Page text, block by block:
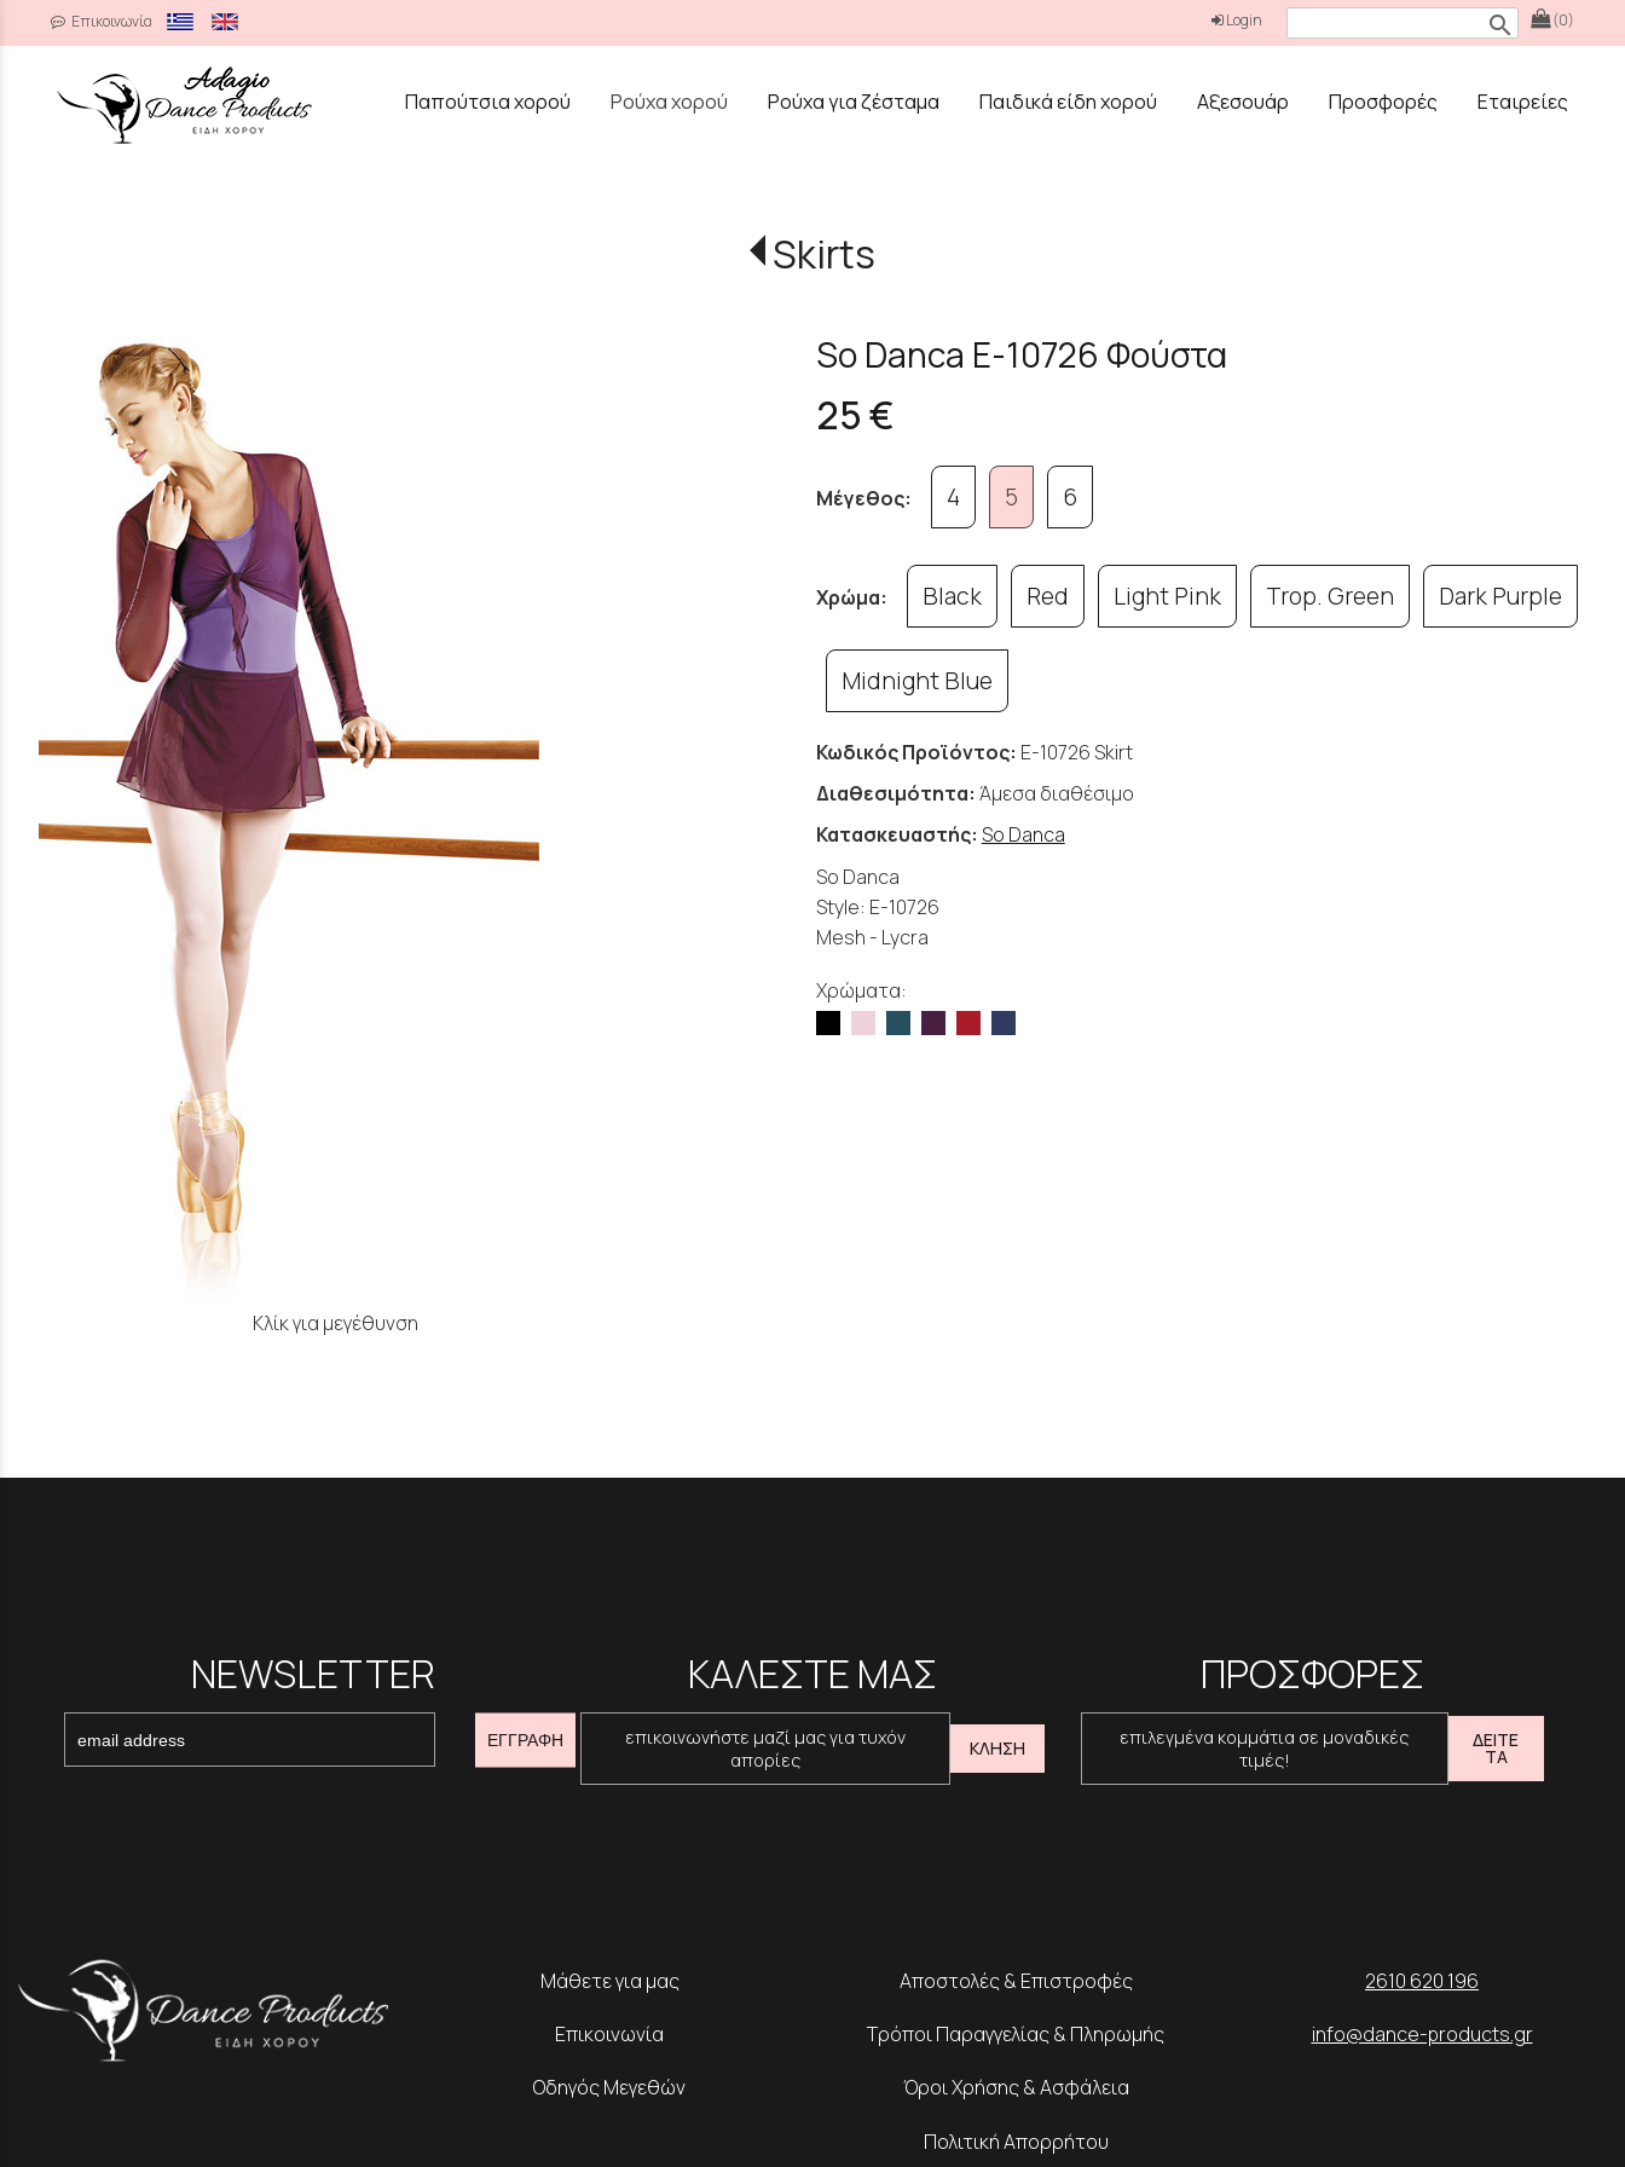
Επικοινωνία (0)
search
Login
Παπούτσια χορού
Ρούχα χορού Ρούχα για ζέσταμα Παιδικά είδη χορού Αξεσουάρ Προσφορές Εταιρείες
Skirts
Κλίκ για μεγέθυνση
So Danca E-10726 Φούστα
25 €
Μέγεθος: 4 5 6
Χρώμα: Black Red Light Pink Trop. Green Dark Purple
Midnight Blue
Κωδικός Προϊόντος: E-10726 Skirt
Διαθεσιμότητα: Άμεσα διαθέσιμο
Κατασκευαστής: So Danca
So Danca
Style: E-10726
Mesh - Lycra
Χρώματα:
NEWSLETTER
ΕΓΓΡΑΦΗ
ΚΑΛΕΣΤΕ ΜΑΣ
επικοινωνήστε μαζί μας για τυχόν
απορίες
ΚΛΗΣΗ
ΠΡΟΣΦΟΡΕΣ
επιλεγμένα κομμάτια σε μοναδικές
τιμές!
ΔΕΙΤΕ
ΤΑ
Μάθετε για μας
Επικοινωνία
Οδηγός Μεγεθών
Αποστολές & Επιστροφές
Τρόποι Παραγγελίας & Πληρωμής
Όροι Χρήσης & Ασφάλεια
Πολιτική Απορρήτου
2610 620 196
info@dance-products.gr